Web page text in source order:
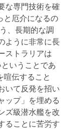
な専門技術を確
と厄介になるの
、長期的な調
ように非常に長
ストラリアは
いうことであ
伝すること
いて反発を招い
ップ」を埋める
ズ級潜水艦を改
ることに苦労す